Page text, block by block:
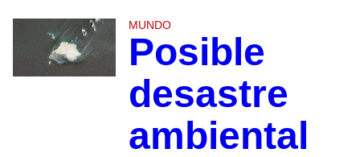
MUNDO
Posible
desastre
ambiental